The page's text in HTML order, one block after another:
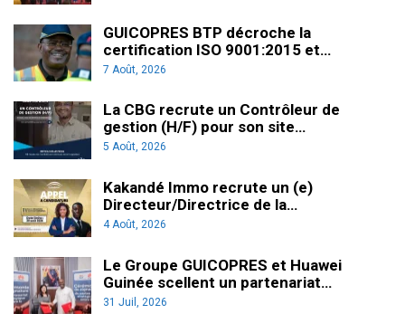
GUICOPRES BTP décroche la
certification ISO 9001:2015 et…
7 Août, 2026
La CBG recrute un Contrôleur de
gestion (H/F) pour son site…
5 Août, 2026
Kakandé Immo recrute un (e)
Directeur/Directrice de la…
4 Août, 2026
Le Groupe GUICOPRES et Huawei
Guinée scellent un partenariat…
31 Juil, 2026